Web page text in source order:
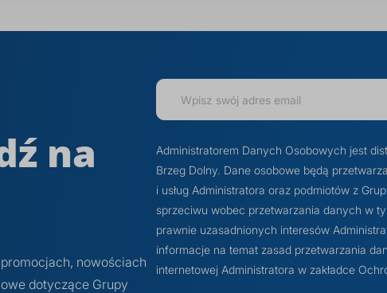
na
nowościach
dotyczące Grupy
Administratorem Danych Osobowych jest
Brzeg Dolny. Dane osobowe będą
i usług Administratora oraz podmiotów z
sprzeciwu wobec przetwarzania danych w
prawnie uzasadnionych interesów
informacje na temat zasad przetwarzania
internetowej Administratora w zakładce